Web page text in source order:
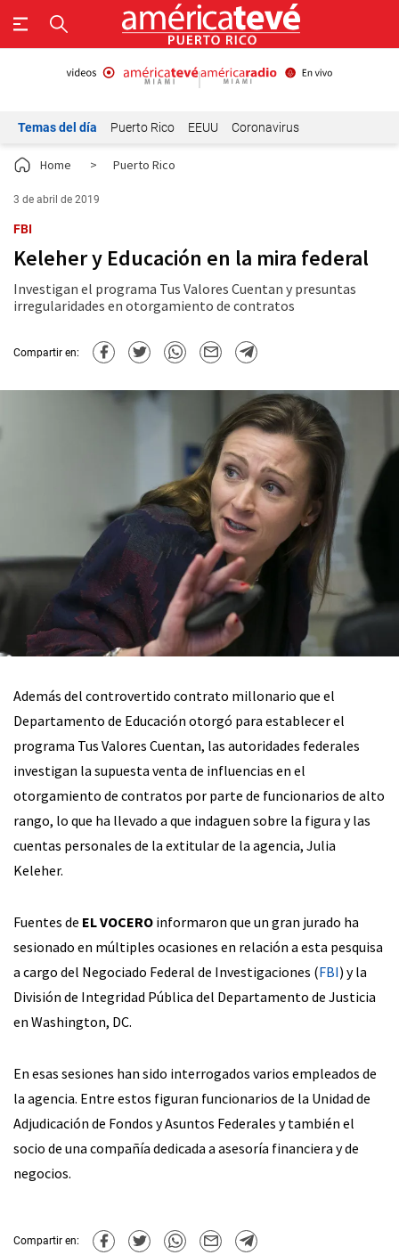
Temas del día Puerto Rico EEUU Coronavirus
Home > Puerto Rico
3 de abril de 2019
FBI
Keleher y Educación en la mira federal
Investigan el programa Tus Valores Cuentan y presuntas
irregularidades en otorgamiento de contratos
Compartir en:
Además del controvertido contrato millonario que el
Departamento de Educación otorgó para establecer el
programa Tus Valores Cuentan, las autoridades federales
investigan la supuesta venta de influencias en el
otorgamiento de contratos por parte de funcionarios de alto
rango, lo que ha llevado a que indaguen sobre la figura y las
cuentas personales de la extitular de la agencia, Julia
Keleher.
Fuentes de EL VOCERO informaron que un gran jurado ha
sesionado en múltiples ocasiones en relación a esta pesquisa
a cargo del Negociado Federal de Investigaciones (FBI) y la
División de Integridad Pública del Departamento de Justicia
en Washington, DC.
En esas sesiones han sido interrogados varios empleados de
la agencia. Entre estos figuran funcionarios de la Unidad de
Adjudicación de Fondos y Asuntos Federales y también el
socio de una compañía dedicada a asesoría financiera y de
negocios.
Compartir en: